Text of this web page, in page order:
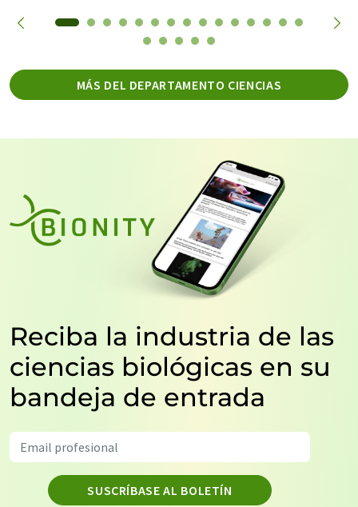
MÁS DEL DEPARTAMENTO CIENCIAS
Reciba la industria de las
ciencias biológicas en su
bandeja de entrada
SUSCRÍBASE AL BOLETÍN